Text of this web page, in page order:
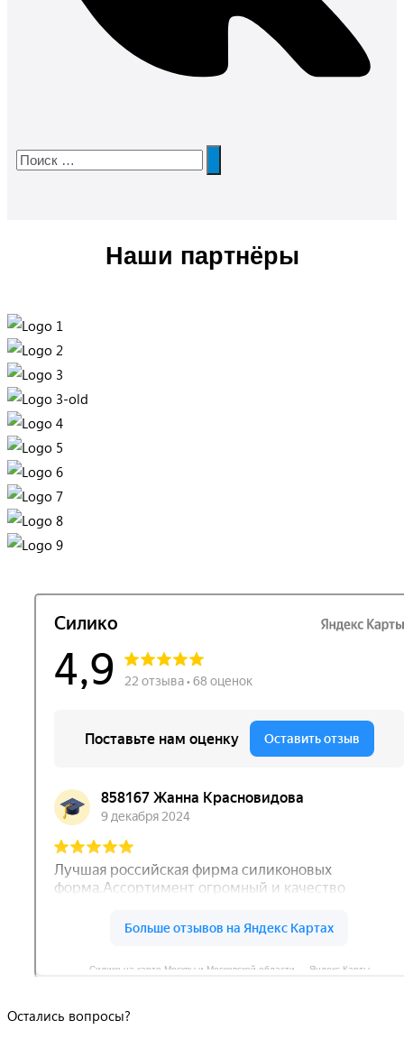
Наши партнёры
Силико на карте Москвы и Московской области — Яндекс Карты
Остались вопросы?